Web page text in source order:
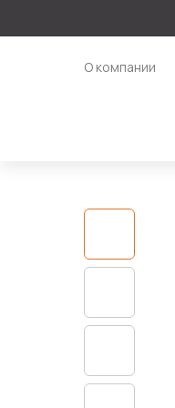
О компании